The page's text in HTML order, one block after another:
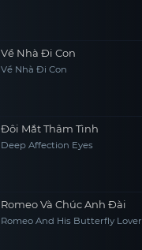
Về Nhà Đi Con
Về Nhà Đi Con
Đôi Mắt Thâm Tình
Deep Affection Eyes
Romeo Và Chúc Anh Đài
Romeo And His Butterfly Lover